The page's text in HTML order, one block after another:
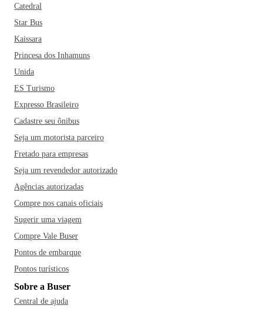
Catedral
Star Bus
Kaissara
Princesa dos Inhamuns
Unida
ES Turismo
Expresso Brasileiro
Cadastre seu ônibus
Seja um motorista parceiro
Fretado para empresas
Seja um revendedor autorizado
Agências autorizadas
Compre nos canais oficiais
Sugerir uma viagem
Compre Vale Buser
Pontos de embarque
Pontos turísticos
Sobre a Buser
Central de ajuda